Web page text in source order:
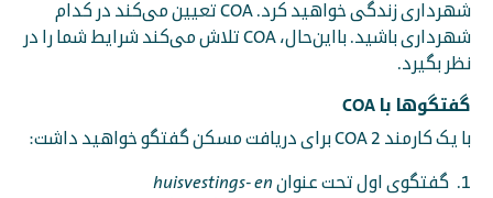
شهرداری زندگی خواهید کرد. COA تعیین می‌کند در کدام
شهرداری باشید. بااین‌حال، COA تلاش می‌کند شرایط شما را در
نظر بگیرد.
گفتگوها با COA
با یک کارمند COA 2 برای دریافت مسکن گفتگو خواهید داشت:
گفتگوی اول تحت عنوان huisvestings- en